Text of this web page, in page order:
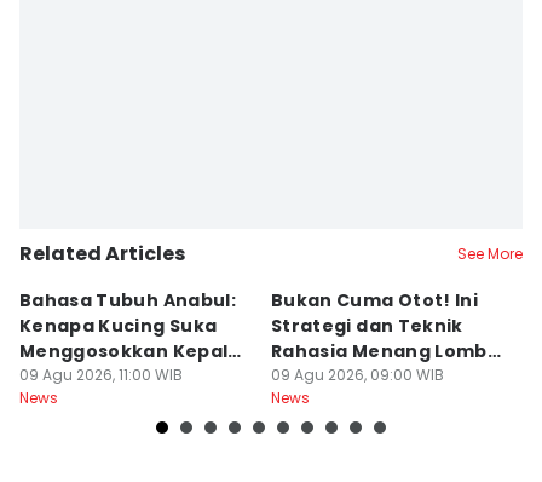
Related Articles See More
Bahasa Tubuh Anabul:
Kenapa Kucing Suka
Menggosokkan Kepala
ke Kaki Kita?
09 Agu 2026, 11:00 WIB
News
Bukan Cuma Otot! Ini
Strategi dan Teknik
Rahasia Menang Lomba
Panjat Pinang
09 Agu 2026, 09:00 WIB
News